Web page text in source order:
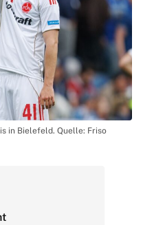
in Bielefeld. Quelle: Friso